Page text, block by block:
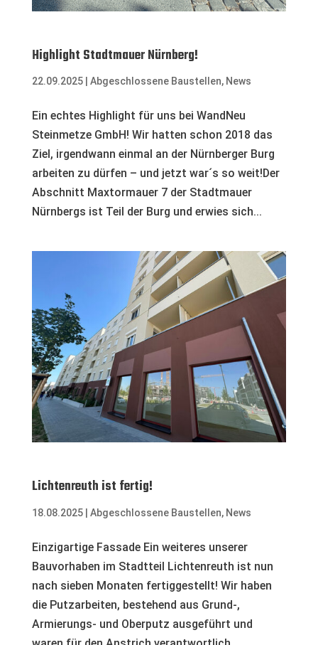
Highlight Stadtmauer Nürnberg!
22.09.2025| Abgeschlossene Baustellen, News
Ein echtes Highlight für uns bei WandNeu
Steinmetze GmbH! Wir hatten schon 2018 das
Ziel, irgendwann einmal an der Nürnberger Burg
arbeiten zu dürfen – und jetzt war´s so weit!Der
Abschnitt Maxtormauer 7 der Stadtmauer
Nürnbergs ist Teil der Burg und erwies sich...
Lichtenreuth ist fertig!
18.08.2025| Abgeschlossene Baustellen, News
Einzigartige Fassade Ein weiteres unserer
Bauvorhaben im Stadtteil Lichtenreuth ist nun
nach sieben Monaten fertiggestellt! Wir haben
die Putzarbeiten, bestehend aus Grund-,
Armierungs- und Oberputz ausgeführt und